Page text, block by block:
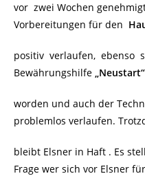
vor zwei Wochen
Vorbereitungen für den
positiv verlaufen, ebenso
Bewährungshilfe „Neustart“
worden und auch der
problemlos verlaufen.
bleibt Elsner in Haft . Es
Frage wer sich vor Elsner